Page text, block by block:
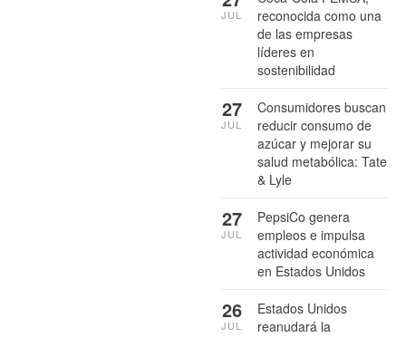
reconocida como una
de las empresas
líderes en
sostenibilidad
JUL
Consumidores buscan
reducir consumo de
azúcar y mejorar su
salud metabólica: Tate
& Lyle
27
JUL
PepsiCo genera
empleos e impulsa
actividad económica
en Estados Unidos
27
JUL
Estados Unidos
reanudará la
26
JUL